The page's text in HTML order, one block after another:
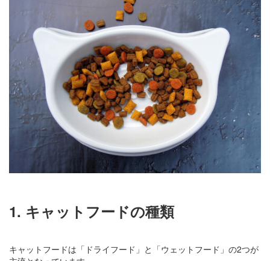
1. キャットフードの種類
キャットフードは「ドライフード」と「ウェットフード」の2つが